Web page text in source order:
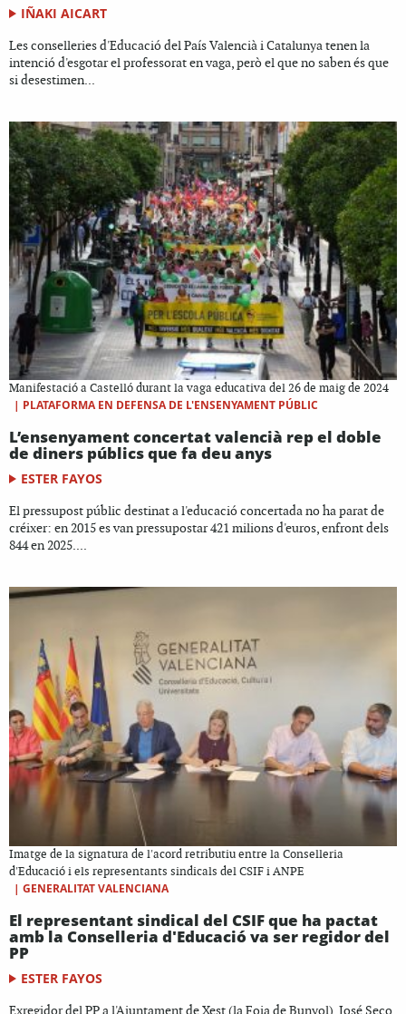
IÑAKI AICART
Les conselleries d'Educació del País Valencià i Catalunya tenen la
intenció d'esgotar el professorat en vaga, però el que no saben és que
si desestimen...
Manifestació a Castelló durant la vaga educativa del 26 de maig de 2024
| PLATAFORMA EN DEFENSA DE L'ENSENYAMENT PÚBLIC
L’ensenyament concertat valencià rep el doble
de diners públics que fa deu anys
ESTER FAYOS
El pressupost públic destinat a l'educació concertada no ha parat de
créixer: en 2015 es van pressupostar 421 milions d'euros, enfront dels
844 en 2025....
Imatge de la signatura de l'acord retributiu entre la Conselleria
d'Educació i els representants sindicals del CSIF i ANPE
| GENERALITAT VALENCIANA
El representant sindical del CSIF que ha pactat
amb la Conselleria d'Educació va ser regidor del
PP
ESTER FAYOS
Exregidor del PP a l'Ajuntament de Xest (la Foia de Bunyol), José Seco